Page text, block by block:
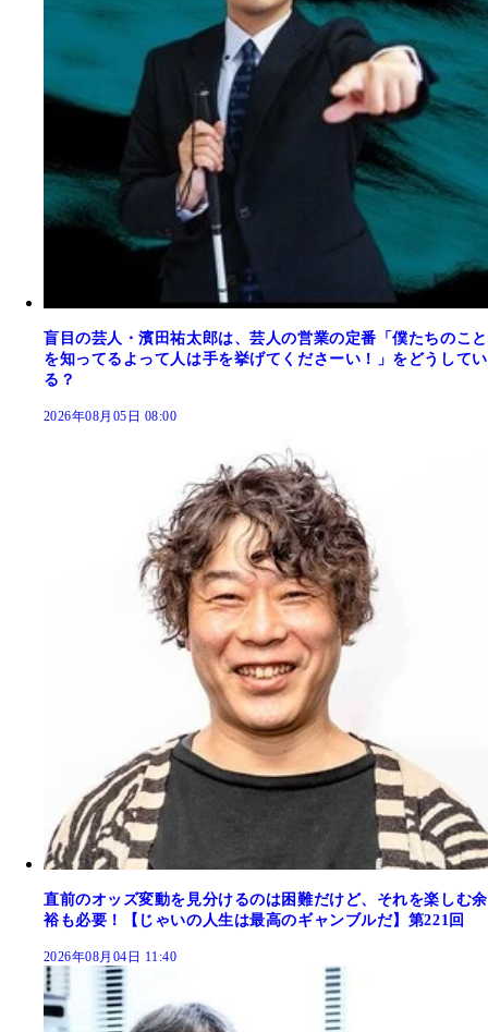
盲目の芸人・濱田祐太郎は、芸人の営業の定番「僕たちのこと
を知ってるよって人は手を挙げてくださーい！」をどうしてい
る？
2026年08月05日 08:00
直前のオッズ変動を見分けるのは困難だけど、それを楽しむ余
裕も必要！【じゃいの人生は最高のギャンブルだ】第221回
2026年08月04日 11:40